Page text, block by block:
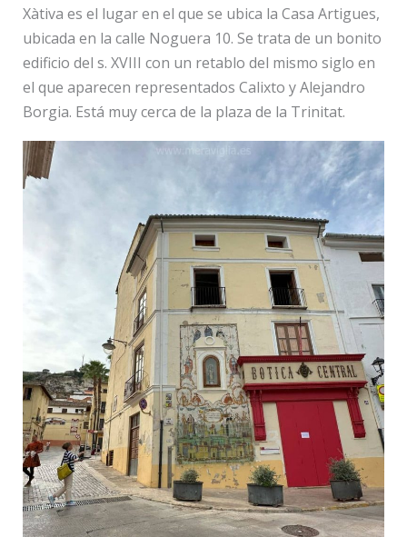
Xàtiva es el lugar en el que se ubica la Casa Artigues,
ubicada en la calle Noguera 10. Se trata de un bonito
edificio del s. XVIII con un retablo del mismo siglo en
el que aparecen representados Calixto y Alejandro
Borgia. Está muy cerca de la plaza de la Trinitat.